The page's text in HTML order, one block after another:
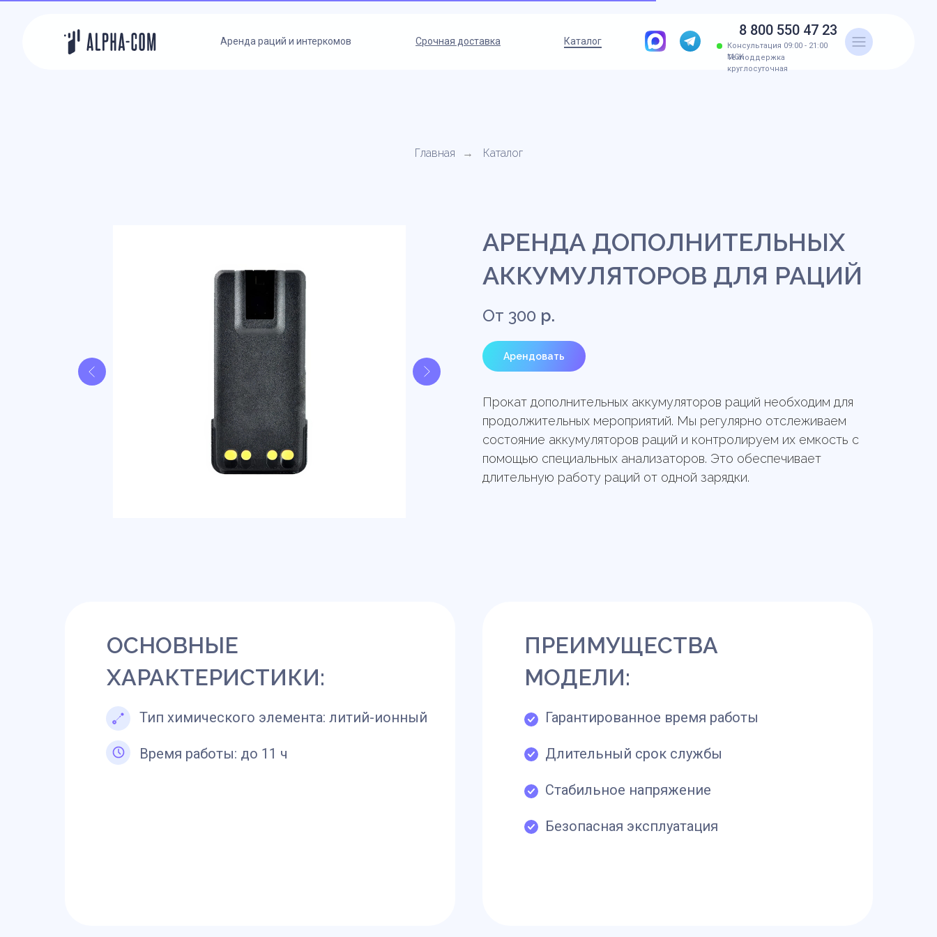
Срочная доставка
8 800 550 47 23
Аренда раций и интеркомов Каталог
Консультация 09:00 - 21:00
МСК
Техподдержка
круглосуточная
Главная → Каталог
АРЕНДА ДОПОЛНИТЕЛЬНЫХ
АККУМУЛЯТОРОВ ДЛЯ РАЦИЙ
300 р.
Арендовать
Прокат дополнительных аккумуляторов раций необходим для
продолжительных мероприятий. Мы регулярно отслеживаем
состояние аккумуляторов раций и контролируем их емкость с
помощью специальных анализаторов. Это обеспечивает
длительную работу раций от одной зарядки.
ОСНОВНЫЕ
ХАРАКТЕРИСТИКИ:
Тип химического элемента: литий-ионный
Время работы: до 11 ч
Гарантированное время работы
Длительный срок службы
Стабильное напряжение
Безопасная эксплуатация
ПРЕИМУЩЕСТВА
МОДЕЛИ: